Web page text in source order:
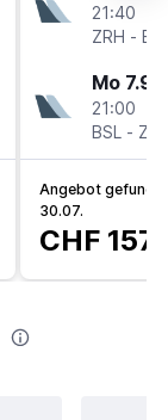
21:40
ZRH -
Mo 7.9.
21:00
BSL -
Angebot
30.07.
CHF 157